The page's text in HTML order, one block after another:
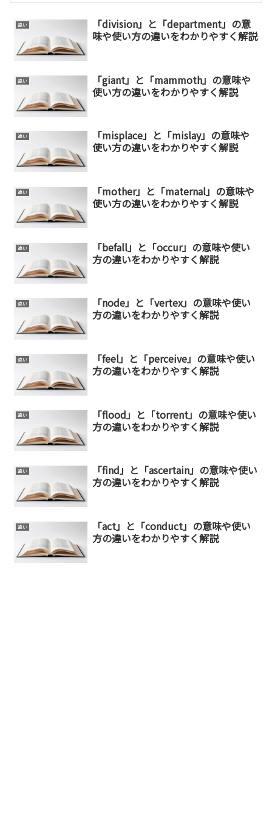
違い
「division」と「department」の意
味や使い方の違いをわかりやすく解説
違い
「giant」と「mammoth」の意味や
使い方の違いをわかりやすく解説
違い
「misplace」と「mislay」の意味や
使い方の違いをわかりやすく解説
違い
「mother」と「maternal」の意味や
使い方の違いをわかりやすく解説
違い
「befall」と「occur」の意味や使い
方の違いをわかりやすく解説
違い
「node」と「vertex」の意味や使い
方の違いをわかりやすく解説
違い
「feel」と「perceive」の意味や使い
方の違いをわかりやすく解説
違い
「flood」と「torrent」の意味や使い
方の違いをわかりやすく解説
違い
「find」と「ascertain」の意味や使い
方の違いをわかりやすく解説
違い
「act」と「conduct」の意味や使い
方の違いをわかりやすく解説